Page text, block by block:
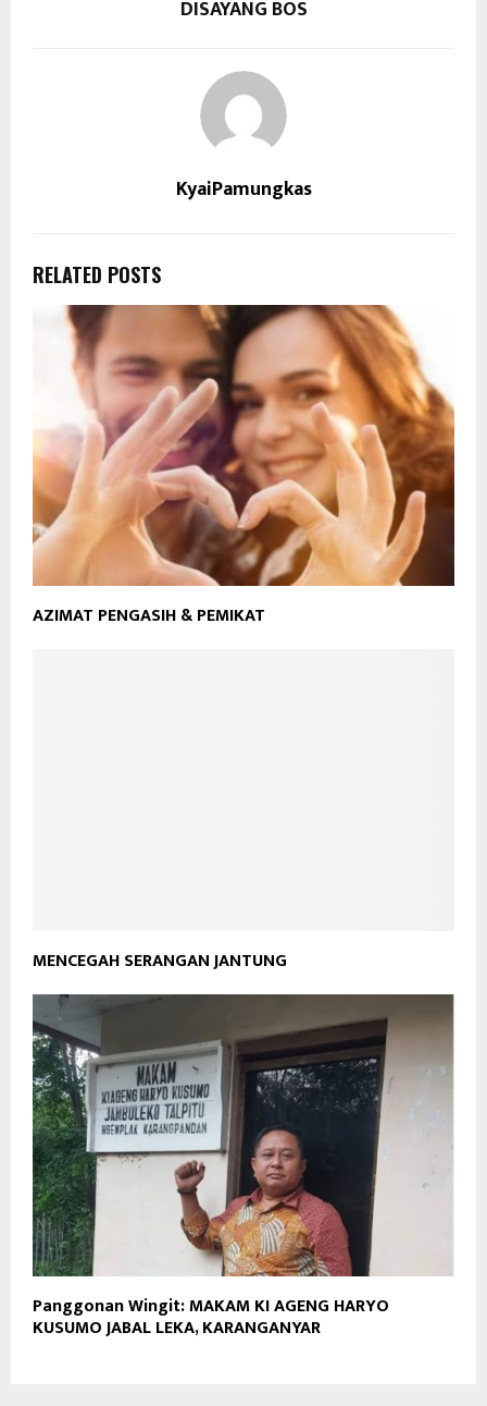
DISAYANG BOS
KyaiPamungkas
RELATED POSTS
AZIMAT PENGASIH & PEMIKAT
MENCEGAH SERANGAN JANTUNG
Panggonan Wingit: MAKAM KI AGENG HARYO
KUSUMO JABAL LEKA, KARANGANYAR